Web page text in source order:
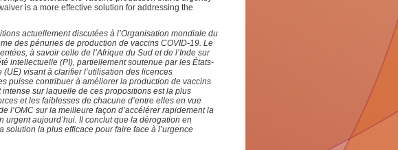
is a more effective solution for addressing the
actuellement discutées à l’Organisation mondiale du
des pénuries de production de vaccins COVID-19. Le
à savoir celle de l’Afrique du Sud et de l’Inde sur
intellectuelle (PI), partiellement soutenue par les États-
visant à clarifier l’utilisation des licences
puisse contribuer à améliorer la production de vaccins
sur laquelle de ces propositions est la plus
et les faiblesses de chacune d’entre elles en vue
l’OMC sur la meilleure façon d’accélérer rapidement la
aujourd’hui. Il conclut que la dérogation en
la plus efficace pour faire face à l’urgence